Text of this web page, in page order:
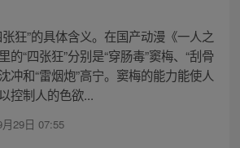
狂”的具体含义。在国产动漫《一人之
的“四张狂”分别是“穿肠毒”窦梅、“刮骨
冲和“雷烟炮”高宁。窦梅的能力能使人
控制人的色欲...
29日 07:55